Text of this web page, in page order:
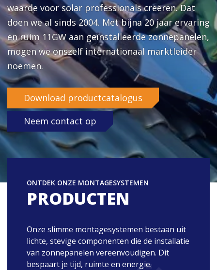
waarde voor solar professionals creëren. Dat
doen we al sinds 2004. Met bijna 20 jaar ervaring
en ruim 11GW aan geïnstalleerde zonnepanelen,
mogen we onszelf internationaal marktleider
noemen.
Download productcatalogus
Neem contact op
Ben je installateur?
Wat is je vraag?
Land
Ja, ik schrijf mij in voor de Enstall-nieuwsbrief
Versturen
ONTDEK ONZE MONTAGESYSTEMEN
PRODUCTEN
Onze slimme montagesystemen bestaan uit
lichte, stevige componenten die de installatie
van zonnepanelen vereenvoudigen. Dit
bespaart je tijd, ruimte en energie.